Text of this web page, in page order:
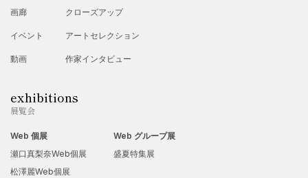
12 月: 帝国ホテル御正月イベント・蘭の間にて展示販売。
2023 年
1 月:日本橋マルゼン 年末年始特設会場にて出展
し軍団・ダンカンさんからインタビュー。
心 34 か国)にて販売開始
2023 年
画廊
イベント
動画
クローズアップ
アートセレクション
作家インタビュー
exhibitions
展覧会
Web 個展
瀬口真梨奈Web個展
松澤麗Web個展
Web グループ展
盛夏特集展